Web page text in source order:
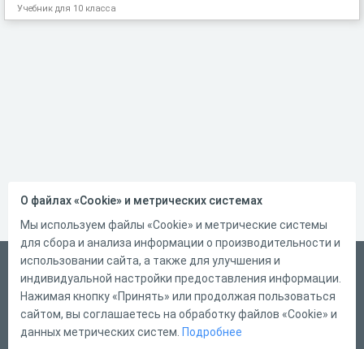
Учебник для 10 класса
Русский
Справка
Форма обратной связи
О файлах «Cookie» и метрических системах
Мы используем файлы «Cookie» и метрические системы
для сбора и анализа информации о производительности и
использовании сайта, а также для улучшения и
индивидуальной настройки предоставления информации.
Нажимая кнопку «Принять» или продолжая пользоваться
сайтом, вы соглашаетесь на обработку файлов «Cookie» и
данных метрических систем. Подробнее